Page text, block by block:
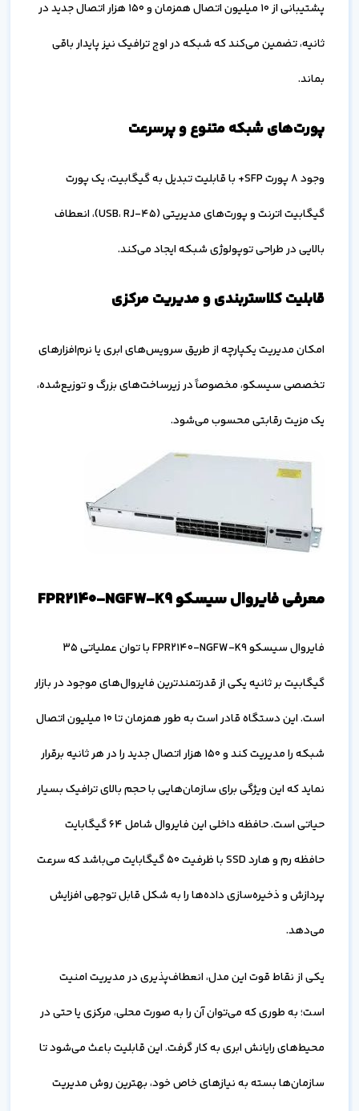
پشتیبانی از ۱۰ میلیون اتصال همزمان و ۱۵۰ هزار اتصال جدید در
ثانیه، تضمین می‌کند که شبکه در اوج ترافیک نیز پایدار باقی
بماند.
پورت‌های شبکه متنوع و پرسرعت
وجود ۸ پورت SFP+ با قابلیت تبدیل به گیگابیت، یک پورت
گیگابیت اترنت و پورت‌های مدیریتی (USB، RJ-45)، انعطاف
بالایی در طراحی توپولوژی شبکه ایجاد می‌کند.
قابلیت کلاستربندی و مدیریت مرکزی
امکان مدیریت یکپارچه از طریق سرویس‌های ابری یا نرم‌افزارهای
تخصصی سیسکو، مخصوصاً در زیرساخت‌های بزرگ و توزیع‌شده،
یک مزیت رقابتی محسوب می‌شود.
معرفی فایروال سیسکو FPR2140-NGFW-K9
فایروال سیسکو FPR2140-NGFW-K9 با توان عملیاتی 35
گیگابیت بر ثانیه یکی از قدرتمندترین فایروال‌های موجود در بازار
است. این دستگاه قادر است به طور همزمان تا 10 میلیون اتصال
شبکه را مدیریت کند و 150 هزار اتصال جدید را در هر ثانیه برقرار
نماید که این ویژگی برای سازمان‌هایی با حجم بالای ترافیک بسیار
حیاتی است. حافظه داخلی این فایروال شامل 64 گیگابایت
حافظه رم و هارد SSD با ظرفیت 50 گیگابایت می‌باشد که سرعت
پردازش و ذخیره‌سازی داده‌ها را به شکل قابل توجهی افزایش
می‌دهد.
یکی از نقاط قوت این مدل، انعطاف‌پذیری در مدیریت امنیت
است؛ به طوری که می‌توان آن را به صورت محلی، مرکزی یا حتی در
محیط‌های رایانش ابری به کار گرفت. این قابلیت باعث می‌شود تا
سازمان‌ها بسته به نیازهای خاص خود، بهترین روش مدیریت